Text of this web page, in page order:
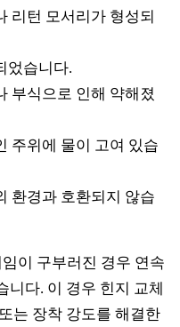
리턴 모서리가 형성되
었습니다.
부식으로 인해 약해졌
주위에 물이 고여 있습
환경과 호환되지 않습
이 구부러진 경우 연속
니다. 이 경우 힌지 교체
는 장착 강도를 해결한